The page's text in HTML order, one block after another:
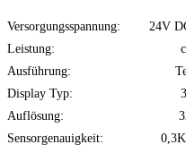
Versorgungsspannung: 24V
Leistung: ca.
Ausführung: Temperatur
Display Typ: 3,5“
Auflösung: 320 x
Sensorgenauigkeit: 0,3K